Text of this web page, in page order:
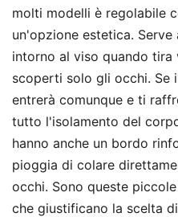
molti modelli è regolabile
un'opzione estetica.
intorno al viso quando
scoperti solo gli occhi. Se
entrerà comunque e ti
tutto l'isolamento del
hanno anche un bordo
pioggia di colare
occhi. Sono queste
che giustificano la scelta